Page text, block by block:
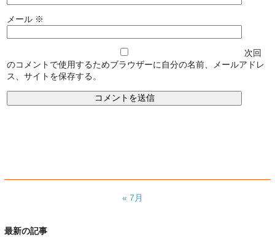
メール ※
次回
のコメントで使用するためブラウザーに自分の名前、メールアドレ
ス、サイトを保存する。
« 7月
最新の記事